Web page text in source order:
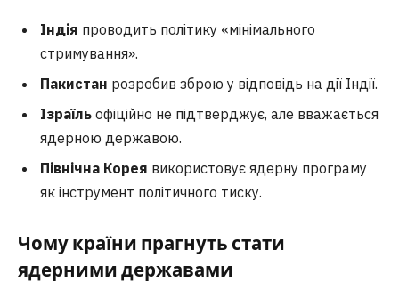
Індія проводить політику «мінімального
стримування».
Пакистан розробив зброю у відповідь на дії Індії.
Ізраїль офіційно не підтверджує, але вважається
ядерною державою.
Північна Корея використовує ядерну програму
як інструмент політичного тиску.
Чому країни прагнуть стати
ядерними державами